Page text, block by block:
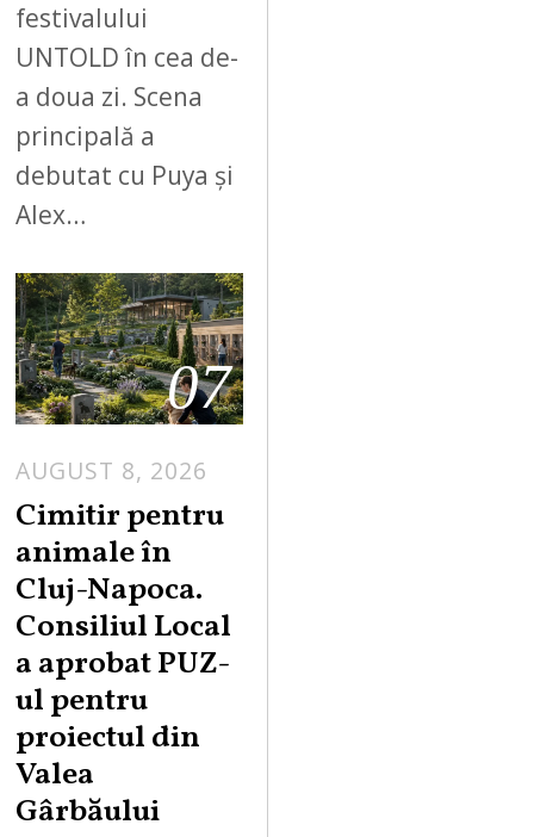
festivalului
UNTOLD în cea de-
a doua zi. Scena
principală a
debutat cu Puya și
Alex…
07
AUGUST 8, 2026
Cimitir pentru
animale în
Cluj-Napoca.
Consiliul Local
a aprobat PUZ-
ul pentru
proiectul din
Valea
Gârbăului